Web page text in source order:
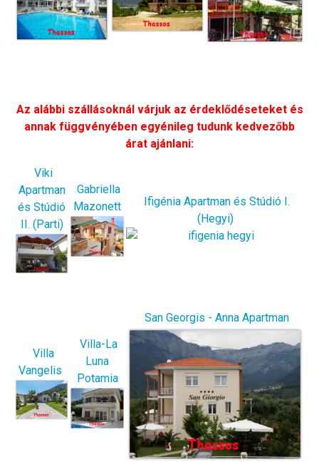
Az alábbi szállásoknál várjuk az érdeklődéseteket és
annak függvényében egyénileg tudunk kedvezőbb
árat ajánlani:
Viki
Apartman
és Stúdió
II. (Parti)
Gabriella
Mazonett
Ifigénia Apartman és Stúdió I.
(Hegyi)
Villa
Vangelis
Villa-La
Luna
Potamia
San Georgis - Anna Apartman